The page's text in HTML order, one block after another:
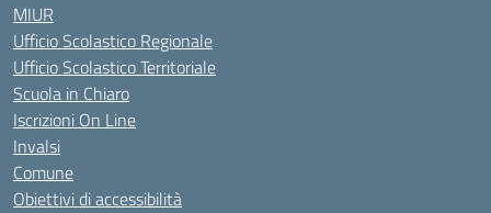
MIUR
Ufficio Scolastico Regionale
Ufficio Scolastico Territoriale
Scuola in Chiaro
Iscrizioni On Line
Invalsi
Comune
Obiettivi di accessibilità